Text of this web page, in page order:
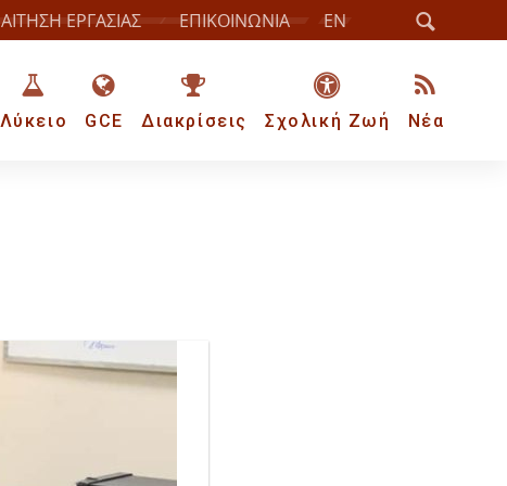
ΑΙΤΗΣΗ ΕΡΓΑΣΙΑΣ ΕΠΙΚΟΙΝΩΝΙΑ EN
Λύκειο GCE Διακρίσεις Σχολική Ζωή Νέα